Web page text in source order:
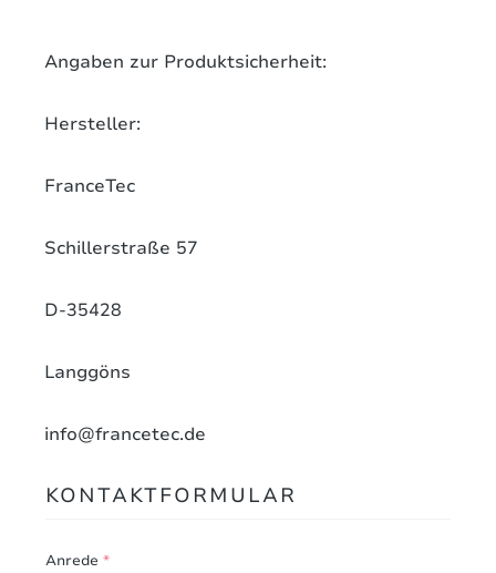
Angaben zur Produktsicherheit:
Hersteller:
FranceTec
Schillerstraße 57
D-35428
Langgöns
info@francetec.de
KONTAKTFORMULAR
Anrede *